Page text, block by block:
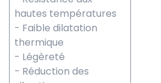
hautes températures
- Faible dilatation
thermique
- Légèreté
- Réduction des